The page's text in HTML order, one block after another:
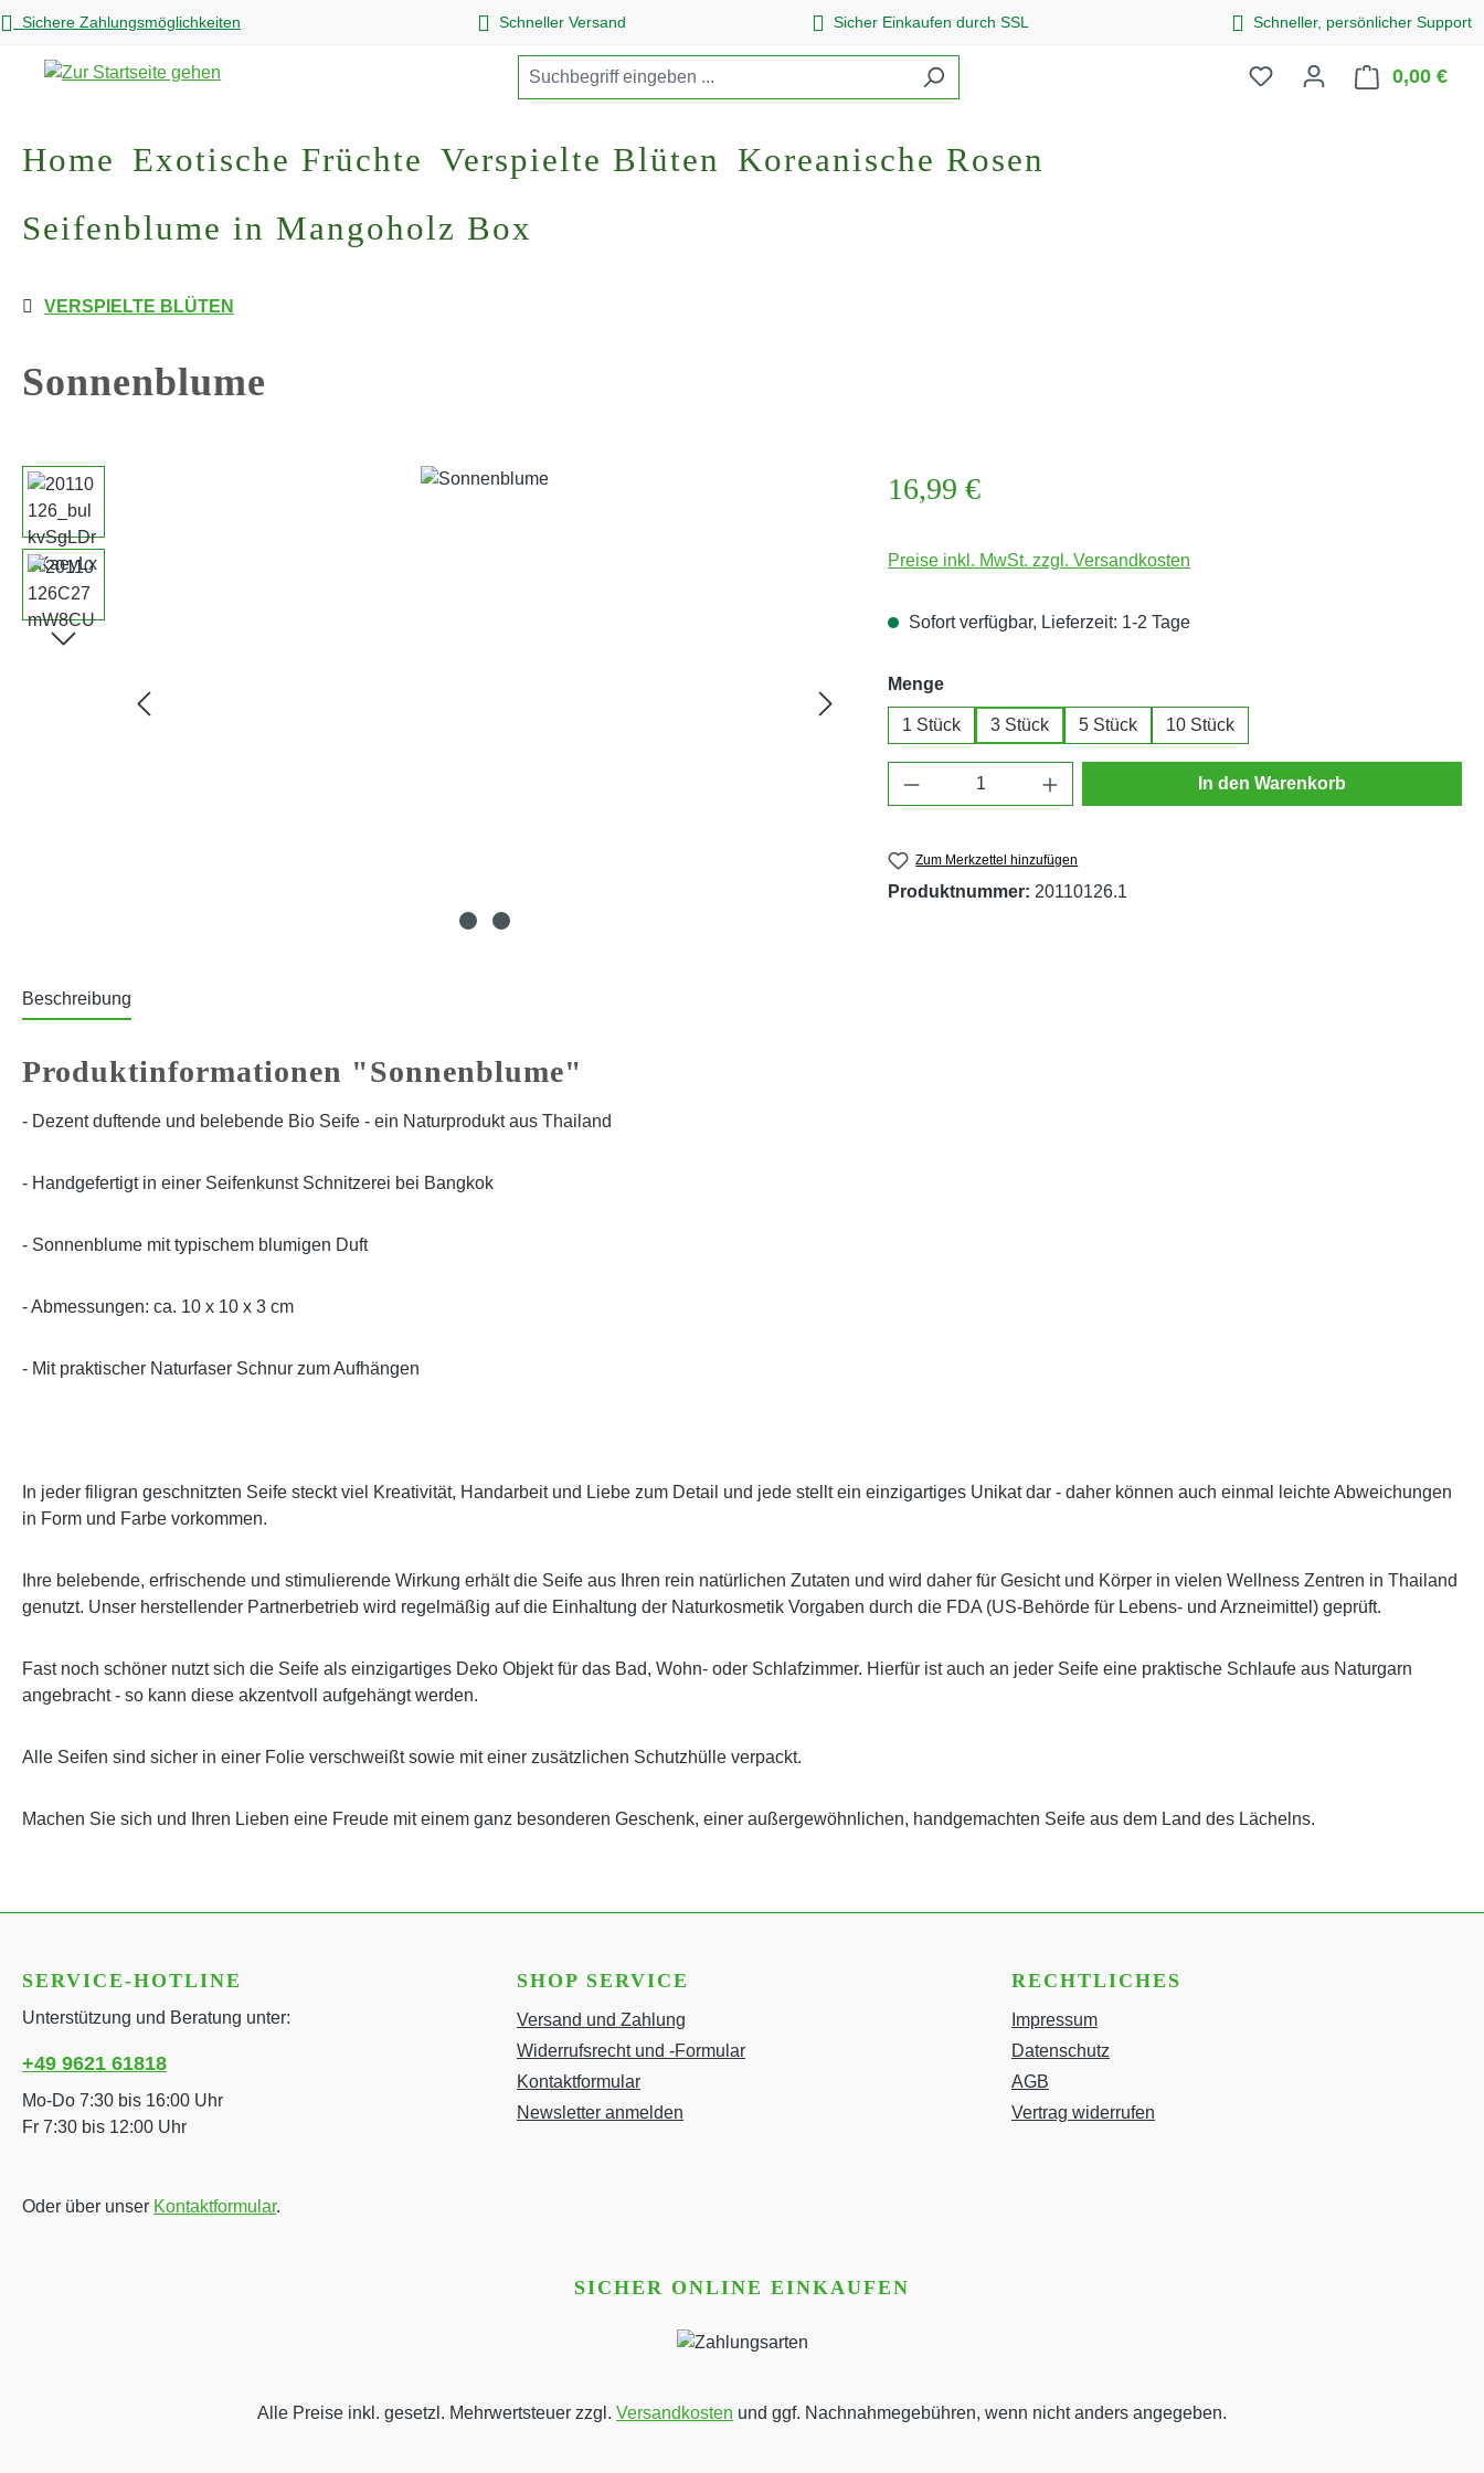
Hauptinhalt springen
Zur Suche springen
Zur Hauptnavigation springen
Sichere Zahlungsmöglichkeiten Schneller Versand Sicher Einkaufen durch SSL Schneller, persönlicher Support
0,00 €
Home Exotische Früchte Verspielte Blüten Koreanische Rosen
Seifenblume in Mangoholz Box
VERSPIELTE BLÜTEN
Sonnenblume
Bildergalerie überspringen Regulärer Preis:
16,99 €
Preise inkl. MwSt. zzgl. Versandkosten
Sofort verfügbar, Lieferzeit: 1-2 Tage
Mengeauswählen
1 Stück 3 Stück 5 Stück 10 Stück
Produkt Anzahl: Gib den gewünschten Wert ein
In den Warenkorb
Zum Merkzettel hinzufügen
Produktnummer: 20110126.1
Beschreibung
Produktinformationen "Sonnenblume"
- Dezent duftende und belebende Bio Seife - ein Naturprodukt aus Thailand
- Handgefertigt in einer Seifenkunst Schnitzerei bei Bangkok
- Sonnenblume mit typischem blumigen Duft
- Abmessungen: ca. 10 x 10 x 3 cm
- Mit praktischer Naturfaser Schnur zum Aufhängen
In jeder filigran geschnitzten Seife steckt viel Kreativität, Handarbeit und Liebe zum Detail und jede stellt ein einzigartiges Unikat dar - daher können auch einmal leichte Abweichungen
in Form und Farbe vorkommen.
Ihre belebende, erfrischende und stimulierende Wirkung erhält die Seife aus Ihren rein natürlichen Zutaten und wird daher für Gesicht und Körper in vielen Wellness Zentren in Thailand
genutzt. Unser herstellender Partnerbetrieb wird regelmäßig auf die Einhaltung der Naturkosmetik Vorgaben durch die FDA (US-Behörde für Lebens- und Arzneimittel) geprüft.
Fast noch schöner nutzt sich die Seife als einzigartiges Deko Objekt für das Bad, Wohn- oder Schlafzimmer. Hierfür ist auch an jeder Seife eine praktische Schlaufe aus Naturgarn
angebracht - so kann diese akzentvoll aufgehängt werden.
Alle Seifen sind sicher in einer Folie verschweißt sowie mit einer zusätzlichen Schutzhülle verpackt.
Machen Sie sich und Ihren Lieben eine Freude mit einem ganz besonderen Geschenk, einer außergewöhnlichen, handgemachten Seife aus dem Land des Lächelns.
SERVICE-HOTLINE
Unterstützung und Beratung unter:
+49 9621 61818
Mo-Do 7:30 bis 16:00 Uhr
Fr 7:30 bis 12:00 Uhr
Oder über unser Kontaktformular.
SHOP SERVICE
Versand und Zahlung
Widerrufsrecht und -Formular
Kontaktformular
Newsletter anmelden
RECHTLICHES
Impressum
Datenschutz
AGB
Vertrag widerrufen
SICHER ONLINE EINKAUFEN
Alle Preise inkl. gesetzl. Mehrwertsteuer zzgl. Versandkosten und ggf. Nachnahmegebühren, wenn nicht anders angegeben.